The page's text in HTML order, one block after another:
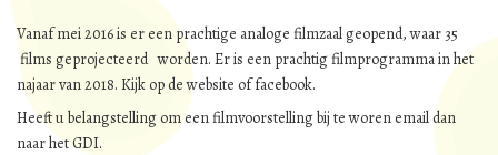
Vanaf mei 2016 is er een prachtige analoge filmzaal geopend, waar 35
films geprojecteerd worden. Er is een prachtig filmprogramma in het
najaar van 2018. Kijk op de website of facebook.
Heeft u belangstelling om een filmvoorstelling bij te woren email dan
naar het GDI.